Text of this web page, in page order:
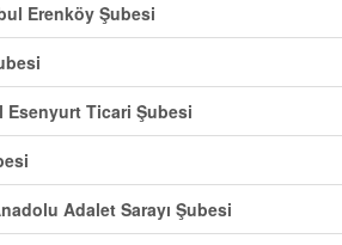
Erenköy Şubesi
Esenyurt Ticari Şubesi
Adalet Sarayı Şubesi